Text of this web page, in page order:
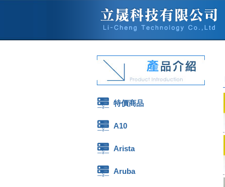
特價商品
A10
Arista
Aruba